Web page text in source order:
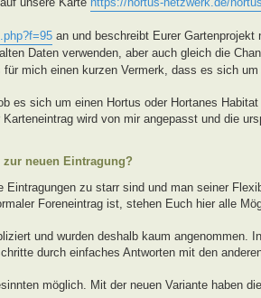
an und beschreibt Eurer Gartenprojekt
Daten verwenden, aber auch gleich die
mich einen kurzen Vermerk, dass es sich um
es sich um einen Hortus oder Hortanes
wird von mir angepasst und die
neuen Eintragung?
zu starr sind und man seiner
Foreneintrag ist, stehen Euch hier alle
und wurden deshalb kaum angenommen.
durch einfaches Antworten mit den
möglich. Mit der neuen Variante haben